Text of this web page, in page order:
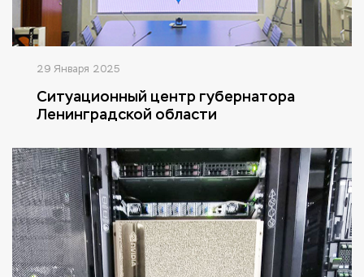
29 Января 2025
Ситуационный центр губернатора
Ленинградской области